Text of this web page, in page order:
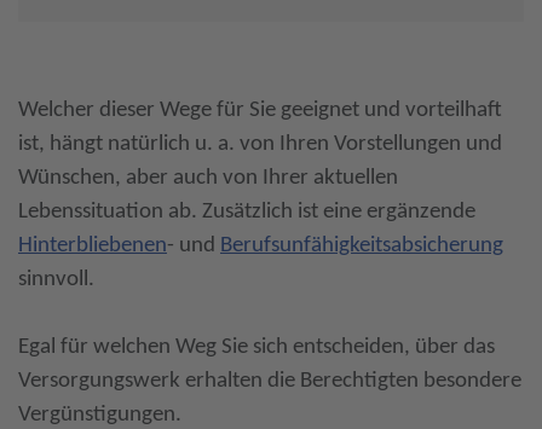
Welcher dieser Wege für Sie geeignet und vorteilhaft
ist, hängt natürlich u. a. von Ihren Vorstellungen und
Wünschen, aber auch von Ihrer aktuellen
Lebenssituation ab. Zusätzlich ist eine ergänzende
Hinterbliebenen- und Berufsunfähigkeitsabsicherung
sinnvoll.
Egal für welchen Weg Sie sich entscheiden, über das
Versorgungswerk erhalten die Berechtigten besondere
Vergünstigungen.